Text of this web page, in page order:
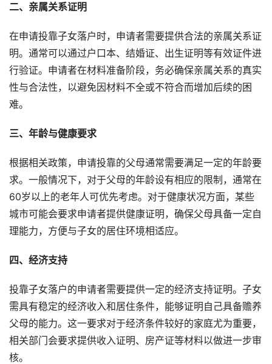
二、亲属关系证明
在申请投靠子女落户时，申请者需要提供合法的亲属关系证
明。通常可以通过户口本、结婚证、出生证明等有效证件进
行验证。申请者在材料准备阶段，务必确保亲属关系的真实
性与合法性，以避免因材料不全或不符合而增加后续的困
难。
三、年龄与健康要求
根据相关政策，申请投靠的父母通常需要满足一定的年龄要
求。一般情况下，对于父母的年龄设有相应的限制，通常在
60岁以上的老年人可优先考虑。对于健康状况方面，某些
城市可能会要求申请者提供健康证明，确保父母具备一定自
理能力，方便与子女的居住环境相适应。
四、经济支持
投靠子女落户的申请者需要提供一定的经济支持证明。子女
需具有稳定的经济收入和居住条件，能够证明自己具备赡养
父母的能力。这一要求对于经济条件较好的家庭尤为重要，
相关部门会要求提供收入证明、房产证等材料以做进一步审
核。